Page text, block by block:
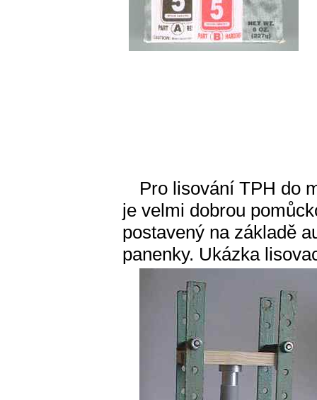
Pro lisování TPH do
je velmi dobrou
postavený na základě
panenky. Ukázka